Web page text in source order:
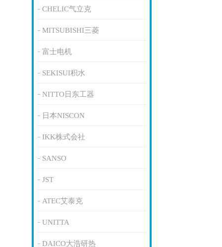
CHELIC气立克
MITSUBISHI三菱
富士电机
SEKISUI积水
NITTO日东工器
日本NISCON
IKK株式会社
SANSO
JST
ATEC艾泰克
UNITTA
DAICO大浩研热